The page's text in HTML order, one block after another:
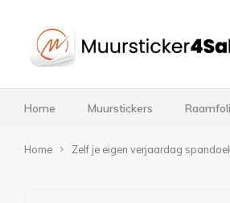
Home Muurstickers
Home Zelf je eigen verjaardag